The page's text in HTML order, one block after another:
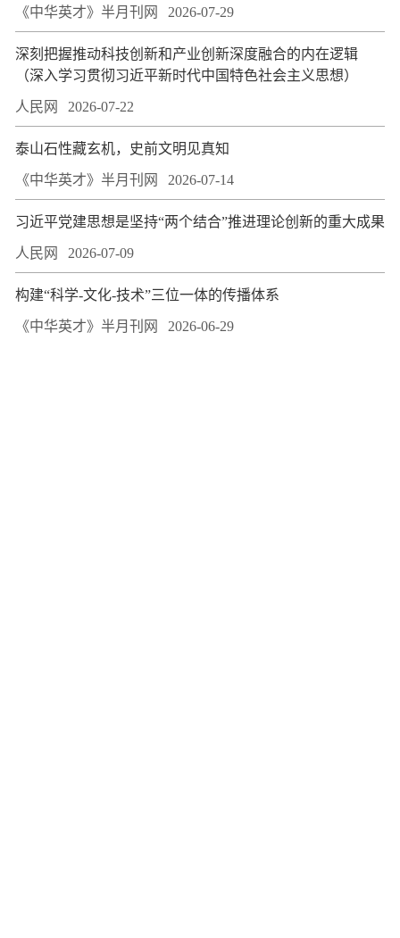
《中华英才》半月刊网 2026-07-29
深刻把握推动科技创新和产业创新深度融合的内在逻辑
（深入学习贯彻习近平新时代中国特色社会主义思想）
人民网 2026-07-22
泰山石性藏玄机，史前文明见真知
《中华英才》半月刊网 2026-07-14
习近平党建思想是坚持“两个结合”推进理论创新的重大成果
人民网 2026-07-09
构建“科学-文化-技术”三位一体的传播体系
《中华英才》半月刊网 2026-06-29